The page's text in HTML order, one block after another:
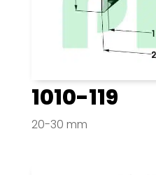
1010-119
20-30 mm